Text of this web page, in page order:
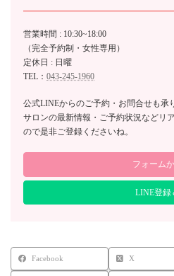
営業時間 : 10:30~18:00
（完全予約制・女性専用）
定休日 : 日曜
TEL：043-245-1960
公式LINEからのご予約・お問合せも承
サロンの最新情報・ご予約状況などリ
ので是非ご登録くださいね。
フォーム
LINE登録
Facebook X